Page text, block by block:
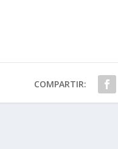
COMPARTIR: